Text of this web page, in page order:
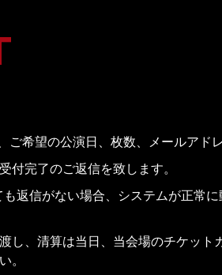
ご希望の公演日、枚数、メールアド
付完了のご返信を致します。
も返信がない場合、システムが正常
し、清算は当日、当会場のチケッ
。